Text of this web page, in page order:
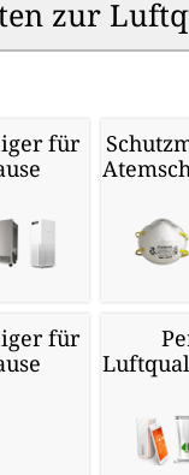
zur
für
für